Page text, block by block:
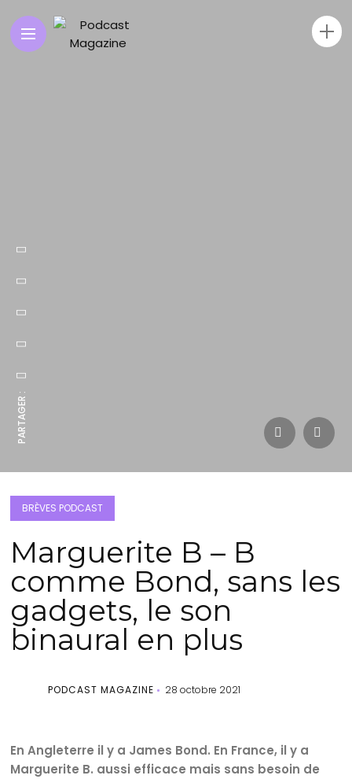
PARTAGER :
BRÈVES PODCAST
Marguerite B – B
comme Bond, sans les
gadgets, le son
binaural en plus
PODCAST MAGAZINE 28 octobre 2021
En Angleterre il y a James Bond. En France, il y a
Marguerite B. aussi efficace mais sans besoin de